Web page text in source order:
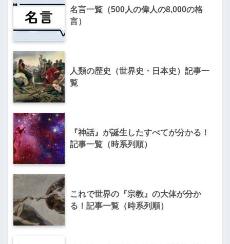
名言一覧（500人の偉人の8,000の格
言）
人類の歴史（世界史・日本史）記事一
覧
『神話』が誕生したすべてが分かる！
記事一覧（時系列順）
これで世界の『宗教』の大体が分か
る！記事一覧（時系列順）